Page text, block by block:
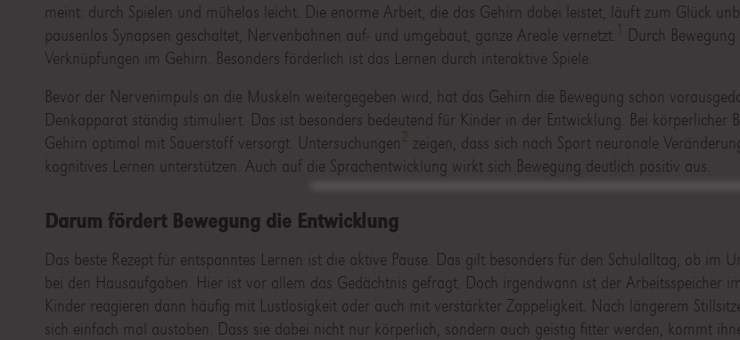
meint: durch Spielen und mühelos leicht. Die enorme Arbeit, die das Gehirn dabei leistet, läuft zum Glück
pausenlos Synapsen geschaltet, Nervenbahnen auf- und umgebaut, ganze Areale vernetzt. 1 Durch
Verknüpfungen im Gehirn. Besonders förderlich ist das Lernen durch interaktive Spiele.
Bevor der Nervenimpuls an die Muskeln weitergegeben wird, hat das Gehirn die Bewegung schon
Denkapparat ständig stimuliert. Das ist besonders bedeutend für Kinder in der Entwicklung. Bei körperlicher
Gehirn optimal mit Sauerstoff versorgt. Untersuchungen2 zeigen, dass sich nach Sport neuronale
kognitives Lernen unterstützen. Auch auf die Sprachentwicklung wirkt sich Bewegung deutlich positiv aus.
Darum fördert Bewegung die Entwicklung
Das beste Rezept für entspanntes Lernen ist die aktive Pause. Das gilt besonders für den Schulalltag, ob im
bei den Hausaufgaben. Hier ist vor allem das Gedächtnis gefragt. Doch irgendwann ist der Arbeitsspeicher
Kinder reagieren dann häufig mit Lustlosigkeit oder auch mit verstärkter Zappeligkeit. Nach längerem
sich einfach mal austoben. Dass sie dabei nicht nur körperlich, sondern auch geistig fitter werden, kommt